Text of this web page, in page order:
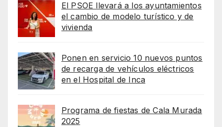
El PSOE llevará a los ayuntamientos
el cambio de modelo turístico y de
vivienda
Ponen en servicio 10 nuevos puntos
de recarga de vehículos eléctricos
en el Hospital de Inca
Programa de fiestas de Cala Murada
2025